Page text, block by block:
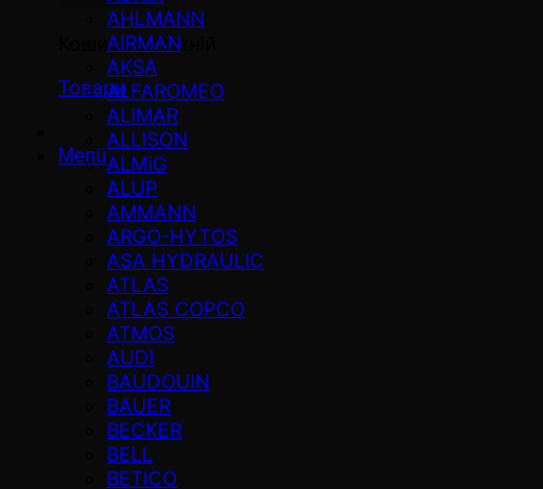
Кошик порожній
Товари
Menü
AHLMANN
AIRMAN
AKSA
ALFAROMEO
ALIMAR
ALLISON
ALMiG
ALUP
AMMANN
ARGO-HYTOS
ASA HYDRAULIC
ATLAS
ATLAS COPCO
ATMOS
AUDI
BAUDOUIN
BAUER
BECKER
BELL
BETICO